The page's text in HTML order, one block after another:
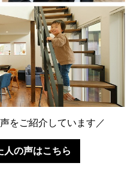
をご紹介しています／
人の声はこちら